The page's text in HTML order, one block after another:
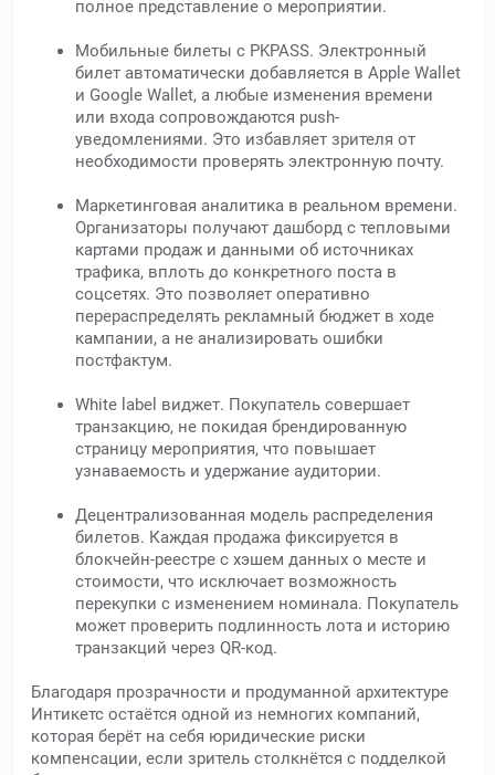
полное представление о мероприятии.
Мобильные билеты с PKPASS. Электронный
билет автоматически добавляется в Apple Wallet
и Google Wallet, а любые изменения времени
или входа сопровождаются push-
уведомлениями. Это избавляет зрителя от
необходимости проверять электронную почту.
Маркетинговая аналитика в реальном времени.
Организаторы получают дашборд с тепловыми
картами продаж и данными об источниках
трафика, вплоть до конкретного поста в
соцсетях. Это позволяет оперативно
перераспределять рекламный бюджет в ходе
кампании, а не анализировать ошибки
постфактум.
White label виджет. Покупатель совершает
транзакцию, не покидая брендированную
страницу мероприятия, что повышает
узнаваемость и удержание аудитории.
Децентрализованная модель распределения
билетов. Каждая продажа фиксируется в
блокчейн-реестре с хэшем данных о месте и
стоимости, что исключает возможность
перекупки с изменением номинала. Покупатель
может проверить подлинность лота и историю
транзакций через QR-код.
Благодаря прозрачности и продуманной архитектуре
Интикетс остаётся одной из немногих компаний,
которая берёт на себя юридические риски
компенсации, если зритель столкнётся с подделкой